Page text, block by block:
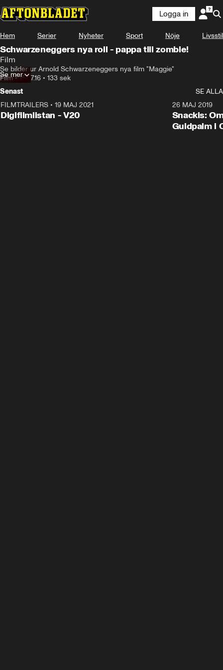
Logga in
Hem Serier Nyheter Sport Nöje Livsstil
Schwarzeneggers nya roll - pappa till zombie!
Film
Se bilder ur Arnold Schwarzeneggers nya film "Maggie"
Film•15.07.16 • 133 sek
Se mer
Senast
SE ALLA
FILMTRAILERS • 19 MAJ 2021
Digifilmlistan - V20
26 MAJ 2019
Snackis:
Guldpalm i